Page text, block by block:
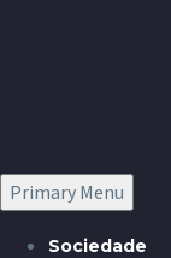
Primary Menu
Sociedade